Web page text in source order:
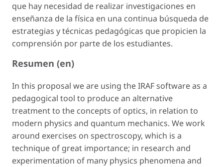
que hay necesidad de realizar investigaciones en
enseñanza de la física en una continua búsqueda de
estrategias y técnicas pedagógicas que propicien la
comprensión por parte de los estudiantes.
Resumen (en)
In this proposal we are using the IRAF software as a
pedagogical tool to produce an alternative
treatment to the concepts of optics, in relation to
modern physics and quantum mechanics. We work
around exercises on spectroscopy, which is a
technique of great importance; in research and
experimentation of many physics phenomena and